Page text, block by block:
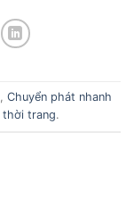
Chuyển phát nhanh
thời trang.